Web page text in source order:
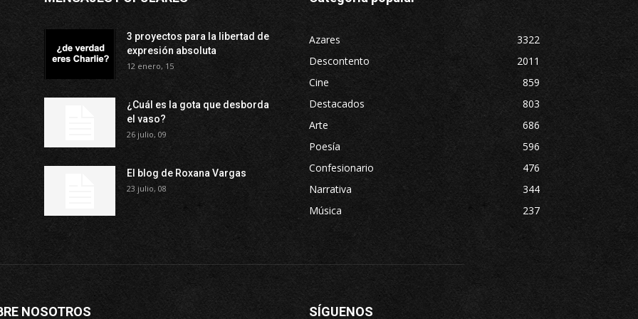
3 proyectos para la libertad de
expresión absoluta
12 enero, 15
¿Cuál es la gota que desborda
el vaso?
26 julio, 09
El blog de Roxana Vargas
23 julio, 08
Azares
3322
Descontento
2011
Cine
859
Destacados
803
Arte
686
Poesía
596
Confesionario
476
Narrativa
344
Música
237
NOSOTROS SÍGUENOS